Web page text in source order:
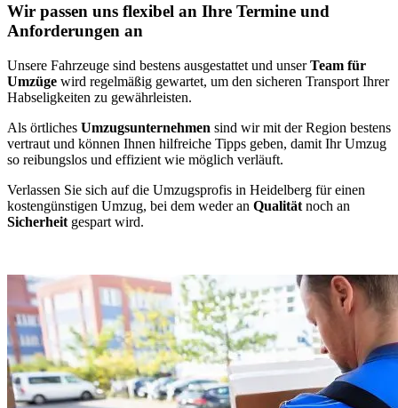
Wir passen uns flexibel an Ihre Termine und
Anforderungen an
Unsere Fahrzeuge sind bestens ausgestattet und unserTeam für
Umzüge wird regelmäßig gewartet, um den sicheren Transport Ihrer
Habseligkeiten zu gewährleisten.
Als örtliches Umzugsunternehmen sind wir mit der Region bestens
vertraut und können Ihnen hilfreiche Tipps geben, damit Ihr Umzug
so reibungslos und effizient wie möglich verläuft.
Verlassen Sie sich auf die Umzugsprofis in Heidelberg für einen
kostengünstigen Umzug, bei dem weder an Qualität noch an
Sicherheit gespart wird.